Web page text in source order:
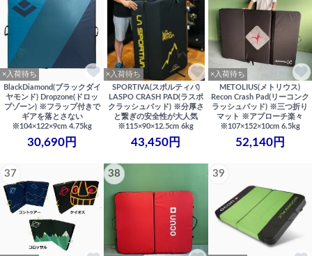
×入荷待ち
BlackDiamond(ブラックダイ
ヤモンド) Dropzone(ドロッ
プゾーン) ※フラップ付きで
ギアを落とさない
※104×122×9cm 4.75kg
30,690円
×入荷待ち
SPORTIVA(スポルティバ)
LASPO CRASH PAD(ラスポ
クラッシュパッド) ※分厚さ
と繋ぎの安全性が大人気
※115×90×12.5cm 6kg
43,450円
×入荷待ち
METOLIUS(メトリウス)
Recon Crash Pad(リーコンク
ラッシュパッド) ※三つ折り
マット ※アプローチ楽々
※107×152×10cm 6.5kg
52,140円
37 38 39